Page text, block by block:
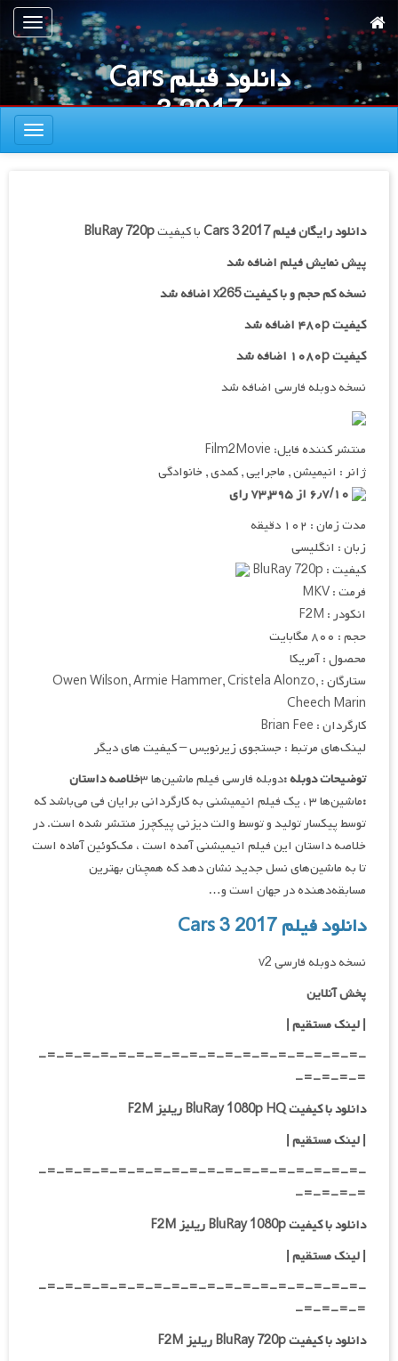
به
محتوای
اصلی
ناوبری
دانلود فیلم Cars
3 2017
ناوبری
دانلود رایگان فیلمCars 3 2017با کیفیتBluRay 720p
پیش نمایش فیلم اضافه شد
نسخه کم حجم و با کیفیت x265 اضافه شد
کیفیت ۴۸۰p اضافه شد
کیفیت ۱۰۸۰p اضافه شد
نسخه دوبله فارسی اضافه شد
منتشر کننده فایل: Film2Movie
ژانر : انیمیشن , ماجرایی , کمدی , خانوادگی
مدت زمان : ۱۰۲ دقیقه
زبان : انگلیسی
کیفیت : BluRay 720p
فرمت : MKV
انکودر : F2M
حجم : ۸۰۰ مگابایت
محصول : آمریکا
ستارگان : Owen Wilson, Armie Hammer, Cristela Alonzo,
Cheech Marin
کارگردان : Brian Fee
لینک‌های مرتبط : جستجوی زیرنویس – کیفیت های دیگر
توضیحات دوبله :دوبله فارسی فیلم ماشین‌ها ۳ خلاصه داستان
:
ماشین‌ها ۳ ، یک فیلم انیمیشنی به کارگردانی برایان فی می‌باشد که
توسط پیکسار تولید و توسط والت دیزنی پیکچرز منتشر شده است. در
خلاصه داستان این فیلم انیمیشنی آمده است ، مک‌کوئین آماده است
تا به ماشین‌های نسل جدید نشان دهد که همچنان بهترین
مسابقه‌دهنده در جهان است و…
دانلود فیلم Cars 3 2017
نسخه دوبله فارسی v2
پخش آنلاین
| لینک مستقیم|
-=-=-=-=-=-=-=-=-=-=-=-=-=-=-=-=-=-=-
=-=-=-=-
دانلود با کیفیت BluRay 1080p HQ ریلیز F2M
|لینک مستقیم|
-=-=-=-=-=-=-=-=-=-=-=-=-=-=-=-=-=-=-
=-=-=-=-
دانلود با کیفیت BluRay 1080p ریلیز F2M
|لینک مستقیم|
-=-=-=-=-=-=-=-=-=-=-=-=-=-=-=-=-=-=-
=-=-=-=-
دانلود با کیفیت BluRay 720p ریلیز F2M